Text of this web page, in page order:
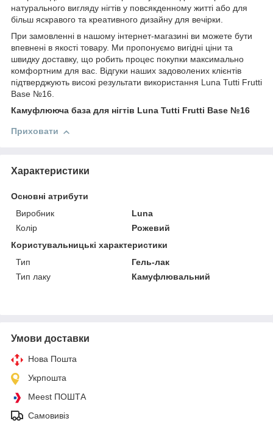
натурального вигляду нігтів у повсякденному житті або для
більш яскравого та креативного дизайну для вечірки.
При замовленні в нашому інтернет-магазині ви можете бути
впевнені в якості товару. Ми пропонуємо вигідні ціни та
швидку доставку, що робить процес покупки максимально
комфортним для вас. Відгуки наших задоволених клієнтів
підтверджують високі результати використання Luna Tutti Frutti
Base №16.
Камуфлююча база для нігтів Luna Tutti Frutti Base №16
Приховати
Характеристики
Основні атрибути
Виробник
Luna
Колір
Рожевий
Користувальницькі характеристики
Тип
Гель-лак
Тип лаку
Камуфлювальний
Умови доставки
Нова Пошта
Укрпошта
Meest ПОШТА
Самовивіз